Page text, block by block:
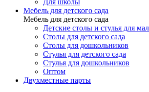
Для школы
Мебель для детского сада
Мебель для детского сада
Детские столы и стулья для
Столы для детского сада
Столы для дошкольников
Стулья для детского сада
Стулья для дошкольников
Оптом
Двухместные парты